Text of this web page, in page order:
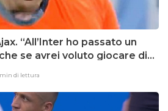
“All’Inter ho passato un
se avrei voluto giocare di
min di lettura